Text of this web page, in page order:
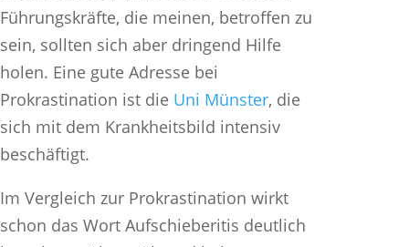
Führungskräfte, die meinen, betroffen zu
sein, sollten sich aber dringend Hilfe
holen. Eine gute Adresse bei
Prokrastination ist die Uni Münster, die
sich mit dem Krankheitsbild intensiv
beschäftigt.
Im Vergleich zur Prokrastination wirkt
schon das Wort Aufschieberitis deutlich